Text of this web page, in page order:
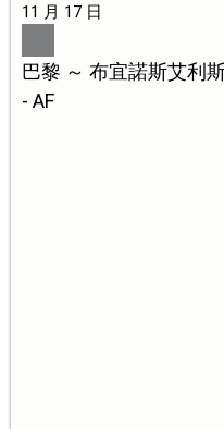
11 月 17 日
巴黎 ～ 布宜諾斯艾利
- AF